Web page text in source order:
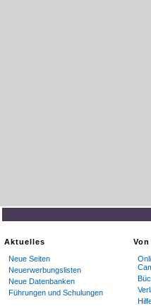
Aktuelles
Neue Seiten
Neuerwerbungslisten
Neue Datenbanken
Führungen und Schulungen